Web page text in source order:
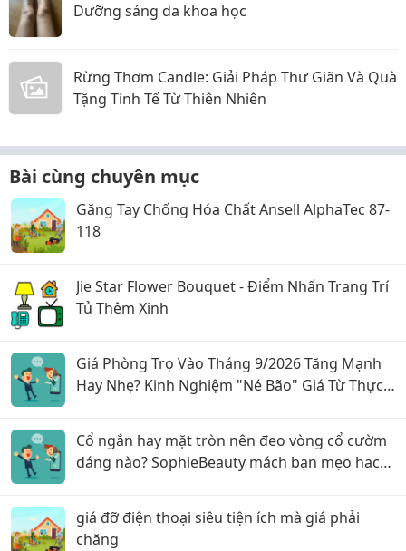
Dưỡng sáng da khoa học
Rừng Thơm Candle: Giải Pháp Thư Giãn Và Quà
Tặng Tinh Tế Từ Thiên Nhiên
Bài cùng chuyên mục
Găng Tay Chống Hóa Chất Ansell AlphaTec 87-
118
Jie Star Flower Bouquet - Điểm Nhấn Trang Trí
Tủ Thêm Xinh
Giá Phòng Trọ Vào Tháng 9/2026 Tăng Mạnh
Hay Nhẹ? Kinh Nghiệm "Né Bão" Giá Từ Thực
Cổ ngắn hay mặt tròn nên đeo vòng cổ cườm
dáng nào? SophieBeauty mách bạn mẹo hack
giá đỡ điện thoại siêu tiện ích mà giá phải
chăng